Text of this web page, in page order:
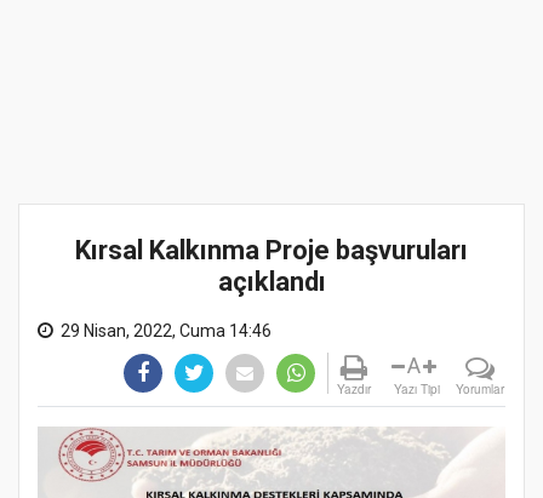
Kırsal Kalkınma Proje başvuruları
açıklandı
29 Nisan, 2022, Cuma 14:46
Yazdır
A
Yazı Tipi Yorumlar